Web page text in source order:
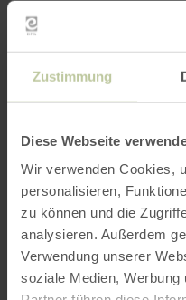
Zustimmung
Diese Webseite
Wir verwenden Cookies,
personalisieren,
zu können und die
analysieren. Außerdem
Verwendung unserer
soziale Medien, Werbung